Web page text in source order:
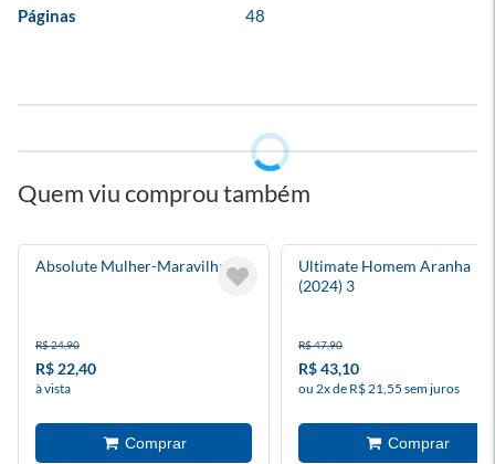
Páginas
48
Quem viu comprou também
Absolute Mulher-Maravilha 4
R$ 24,90
R$ 22,40
à vista
Ultimate Homem Aranha
(2024) 3
R$ 47,90
R$ 43,10
ou 2x de R$ 21,55 sem juros